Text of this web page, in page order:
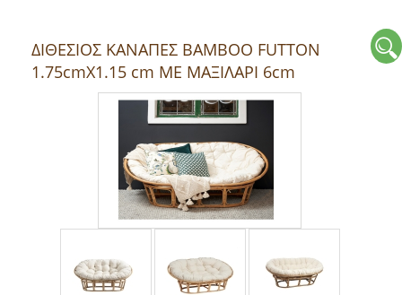
ΔΙΘΕΣΙΟΣ ΚΑΝΑΠΕΣ ΒΑΜΒΟΟ FUTΤON
1.75cmX1.15 cm ΜΕ ΜΑΞΙΛΑΡΙ 6cm